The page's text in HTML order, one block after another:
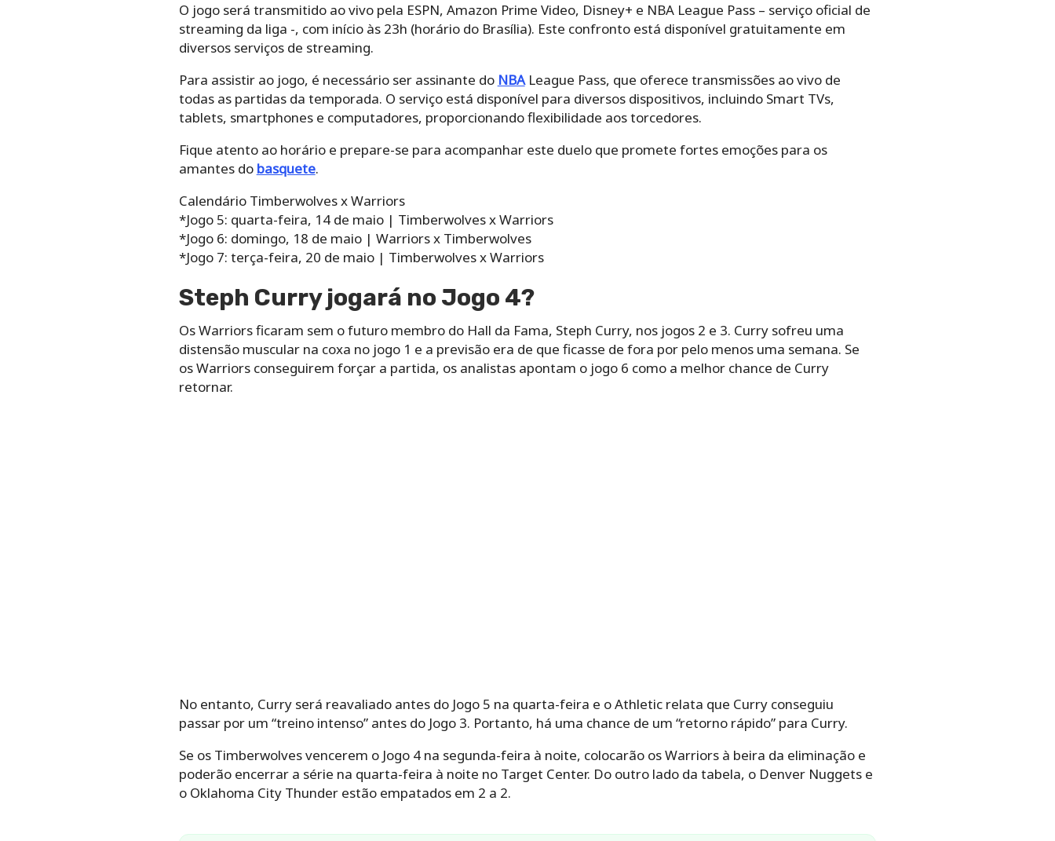
O jogo será transmitido ao vivo pela ESPN, Amazon Prime Video, Disney+ e NBA League Pass – serviço oficial de
streaming da liga -, com início às 23h (horário do Brasília). Este confronto está disponível gratuitamente em
diversos serviços de streaming.
Para assistir ao jogo, é necessário ser assinante do NBALeague Pass, que oferece transmissões ao vivo de
todas as partidas da temporada. O serviço está disponível para diversos dispositivos, incluindo Smart TVs,
tablets, smartphones e computadores, proporcionando flexibilidade aos torcedores.
Fique atento ao horário e prepare-se para acompanhar este duelo que promete fortes emoções para os
amantes do basquete.
Calendário Timberwolves x Warriors
*Jogo 5: quarta-feira, 14 de maio | Timberwolves x Warriors
*Jogo 6: domingo, 18 de maio | Warriors x Timberwolves
*Jogo 7: terça-feira, 20 de maio | Timberwolves x Warriors
Steph Curry jogará no Jogo 4?
Os Warriors ficaram sem o futuro membro do Hall da Fama, Steph Curry, nos jogos 2 e 3. Curry sofreu uma
distensão muscular na coxa no jogo 1 e a previsão era de que ficasse de fora por pelo menos uma semana. Se
os Warriors conseguirem forçar a partida, os analistas apontam o jogo 6 como a melhor chance de Curry
retornar.
No entanto, Curry será reavaliado antes do Jogo 5 na quarta-feira e o Athletic relata que Curry conseguiu
passar por um “treino intenso” antes do Jogo 3. Portanto, há uma chance de um “retorno rápido” para Curry.
Se os Timberwolves vencerem o Jogo 4 na segunda-feira à noite, colocarão os Warriors à beira da eliminação e
poderão encerrar a série na quarta-feira à noite no Target Center. Do outro lado da tabela, o Denver Nuggets e
o Oklahoma City Thunder estão empatados em 2 a 2.